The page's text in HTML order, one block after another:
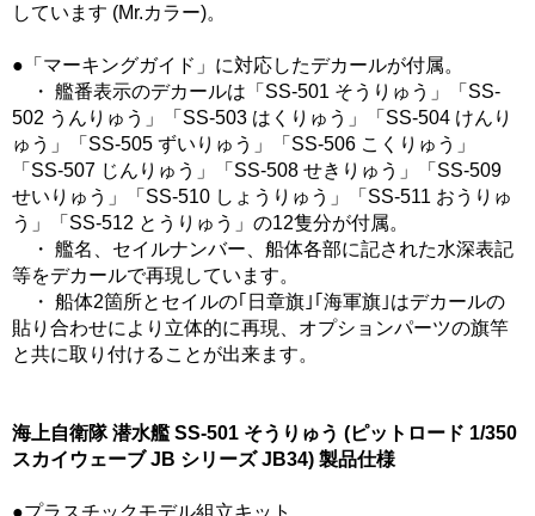
しています (Mr.カラー)。
●「マーキングガイド」に対応したデカールが付属。
・ 艦番表示のデカールは「SS-501 そうりゅう」「SS-
502 うんりゅう」「SS-503 はくりゅう」「SS-504 けんり
ゅう」「SS-505 ずいりゅう」「SS-506 こくりゅう」
「SS-507 じんりゅう」「SS-508 せきりゅう」「SS-509
せいりゅう」「SS-510 しょうりゅう」「SS-511 おうりゅ
う」「SS-512 とうりゅう」の12隻分が付属。
・ 艦名、セイルナンバー、船体各部に記された水深表記
等をデカールで再現しています。
・ 船体2箇所とセイルの｢日章旗｣｢海軍旗｣はデカールの
貼り合わせにより立体的に再現、オプションパーツの旗竿
と共に取り付けることが出来ます。
海上自衛隊 潜水艦 SS-501 そうりゅう (ピットロード 1/350
スカイウェーブ JB シリーズ JB34) 製品仕様
●プラスチックモデル組立キット